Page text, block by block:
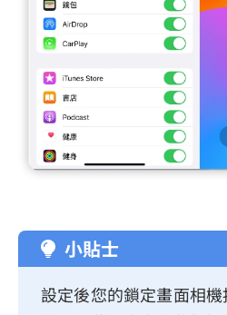
小貼士
設定後您的鎖定畫面相